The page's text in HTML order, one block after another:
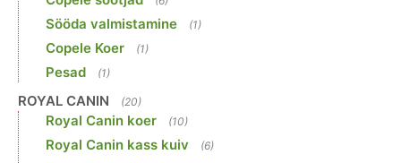
Sööda valmistamine (1)
Copele Koer (1)
Pesad (1)
ROYAL CANIN (20)
Royal Canin koer (10)
Royal Canin kass kuiv (6)